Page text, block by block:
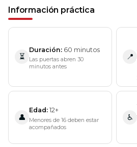
Información práctica
⏳
Duración 60 minutos
Las puertas abren 30
minutos antes
📍
👤
Edad 12+
Menores de 16 deben estar
acompañados
♿